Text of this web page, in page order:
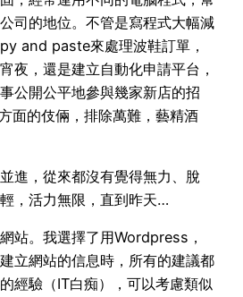
司的地位。不管是寫程式大幅減
and paste來處理波鞋訂單，
夜，還是建立自動化申請平台，
公開公平地參與幾家新店的招
面的伎倆，排除萬難，藝精酒
進，從來都沒有覺得無力、脫
，活力無限，直到昨天…
站。我選擇了用Wordpress，
立網站的信息時，所有的建議都
經驗（IT白痴），可以考慮類似